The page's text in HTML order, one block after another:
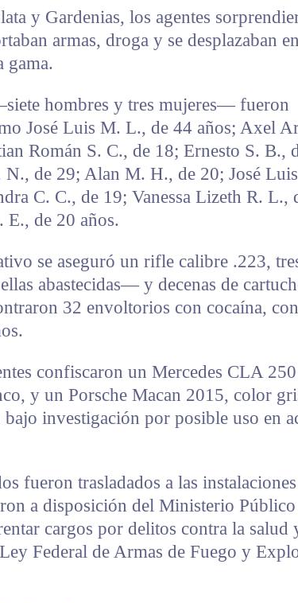
y Gardenias, los agentes
armas, droga y se desplazaban en
gama.
hombres y tres mujeres— fueron
José Luis M. L., de 44 años; Axel
Román S. C., de 18; Ernesto S. B.,
de 29; Alan M. H., de 20; José
C. C., de 19; Vanessa Lizeth R. L.,
E., de 20 años.
se aseguró un rifle calibre .223,
abastecidas— y decenas de
32 envoltorios con cocaína,
confiscaron un Mercedes CLA
y un Porsche Macan 2015, color
bajo investigación por posible uso en
fueron trasladados a las
a disposición del Ministerio
cargos por delitos contra la salud
Federal de Armas de Fuego y